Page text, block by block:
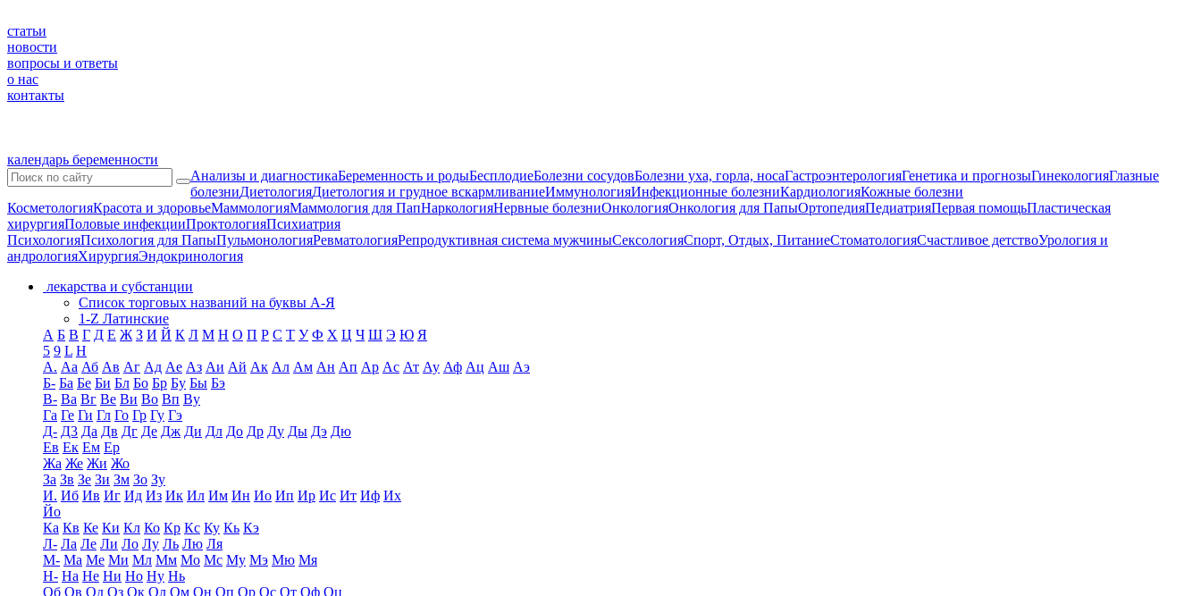
статьи
новости
вопросы и ответы
о нас
контакты
календарь беременности
Анализы и диагностикаБеременность и родыБесплодиеБолезни сосудовБолезни уха, горла, носаГастроэнтерологияГенетика и прогнозыГинекологияГлазные
болезниДиетологияДиетология и грудное вскармливаниеИммунологияИнфекционные болезниКардиологияКожные болезни
КосметологияКрасота и здоровьеМаммологияМаммология для ПапНаркологияНервные болезниОнкологияОнкология для ПапыОртопедияПедиатрияПервая помощьПластическая
хирургияПоловые инфекцииПроктологияПсихиатрия
ПсихологияПсихология для ПапыПульмонологияРевматологияРепродуктивная система мужчиныСексологияСпорт, Отдых, ПитаниеСтоматологияСчастливое детствоУрология и
андрологияХирургияЭндокринология
лекарства и субстанции
Список торговых названий на буквы А-Я
1-Z Латинские
А Б В Г Д Е Ж З И Й К Л М Н О П Р С Т У Ф Х Ц Ч Ш Э Ю Я
5 9 L H
А. Аа Аб Ав Аг Ад Ае Аз Аи Ай Ак Ал Ам Ан Ап Ар Ас Ат Ау Аф Ац Аш Аэ
Б- Ба Бе Би Бл Бо Бр Бу Бы Бэ
В- Ва Вг Ве Ви Во Вп Ву
Га Ге Ги Гл Го Гр Гу Гэ
Д- Д3 Да Дв Дг Де Дж Ди Дл До Др Ду Ды Дэ Дю
Ев Ек Ем Ер
Жа Же Жи Жо
За Зв Зе Зи Зм Зо Зу
И. Иб Ив Иг Ид Из Ик Ил Им Ин Ио Ип Ир Ис Ит Иф Их
Йо
Ка Кв Ке Ки Кл Ко Кр Кс Ку Кь Кэ
Л- Ла Ле Ли Ло Лу Ль Лю Ля
М- Ма Ме Ми Мл Мм Мо Мс Му Мэ Мю Мя
Н- На Не Ни Но Ну Нь
Об Ов Од Оз Ок Ол Ом Он Оп Ор Ос От Оф Оц